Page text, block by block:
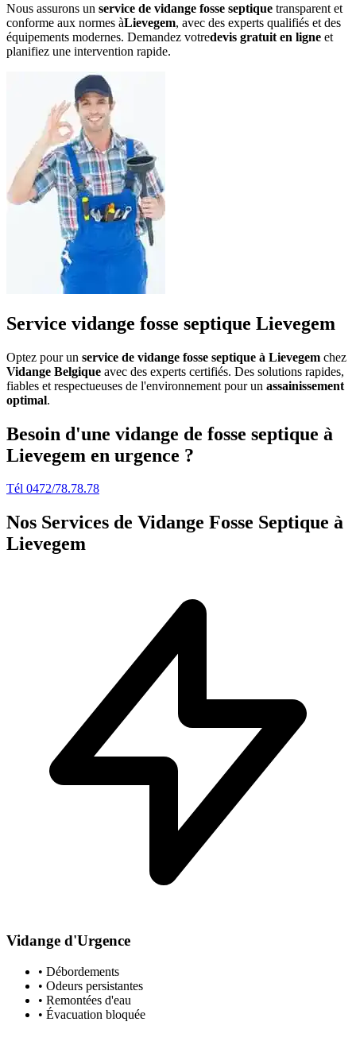
Nous assurons un service de vidange fosse septique transparent et
conforme aux normes àLievegem, avec des experts qualifiés et des
équipements modernes. Demandez votredevis gratuit en ligne et
planifiez une intervention rapide.
Service vidange fosse septique Lievegem
Optez pour un service de vidange fosse septique à Lievegem chez
Vidange Belgique avec des experts certifiés. Des solutions rapides,
fiables et respectueuses de l'environnement pour un assainissement
optimal.
Besoin d'une vidange de fosse septique à
Lievegem en urgence ?
Tél 0472/78.78.78
Nos Services de Vidange Fosse Septique à
Lievegem
Vidange d'Urgence
• Débordements
• Odeurs persistantes
• Remontées d'eau
• Évacuation bloquée